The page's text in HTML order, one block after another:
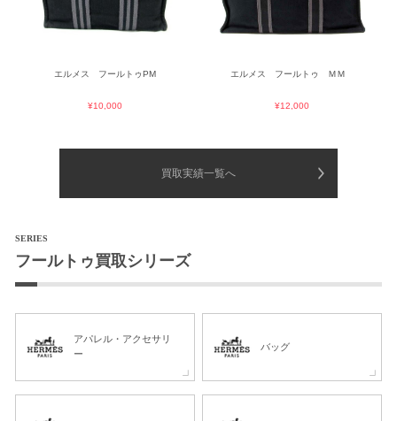
エルメス フールトゥPM
¥10,000
エルメス フールトゥ ＭＭ
¥12,000
買取実績一覧へ
SERIES
フールトゥ買取シリーズ
アパレル・アクセサリ
ー
バッグ